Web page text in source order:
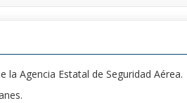
Agencia Estatal de Seguridad Aérea.